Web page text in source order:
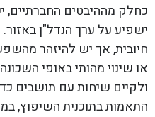
כחלק מההיבטים החברתיים,
ישפיע על ערך הנדל"ן באזור.
חיובית, אך יש להיזהר
או שינוי מהותי באופי
ולקיים שיחות עם תושבים
התאמות בתוכנית השיפוץ,